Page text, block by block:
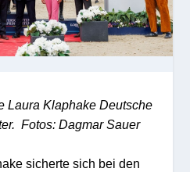
Laura Klaphake Deutsche
Fotos: Dagmar Sauer
sicherte sich bei den